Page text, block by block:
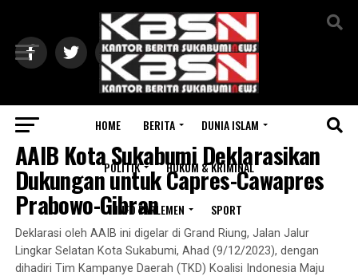
HOME BERITA DUNIA ISLAM
POLITIK HUKUM & KRIMINAL
INFO PARLEMEN SPORT
POLITIK
AAIB Kota Sukabumi Deklarasikan
Dukungan untuk Capres-Cawapres
Prabowo-Gibran
Deklarasi oleh AAIB ini digelar di Grand Riung, Jalan Jalur
Lingkar Selatan Kota Sukabumi, Ahad (9/12/2023), dengan
dihadiri Tim Kampanye Daerah (TKD) Koalisi Indonesia Maju
Exit mobile version